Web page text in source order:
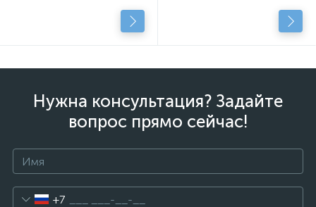
Нужна консультация? Задайте
вопрос прямо сейчас!
+7